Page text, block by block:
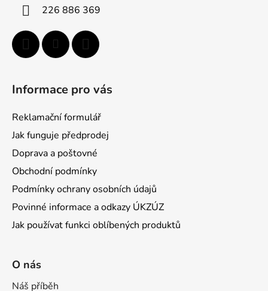
226 886 369
Informace pro vás
Reklamační formulář
Jak funguje předprodej
Doprava a poštovné
Obchodní podmínky
Podmínky ochrany osobních údajů
Povinné informace a odkazy ÚKZÚZ
Jak používat funkci oblíbených produktů
O nás
Náš příběh